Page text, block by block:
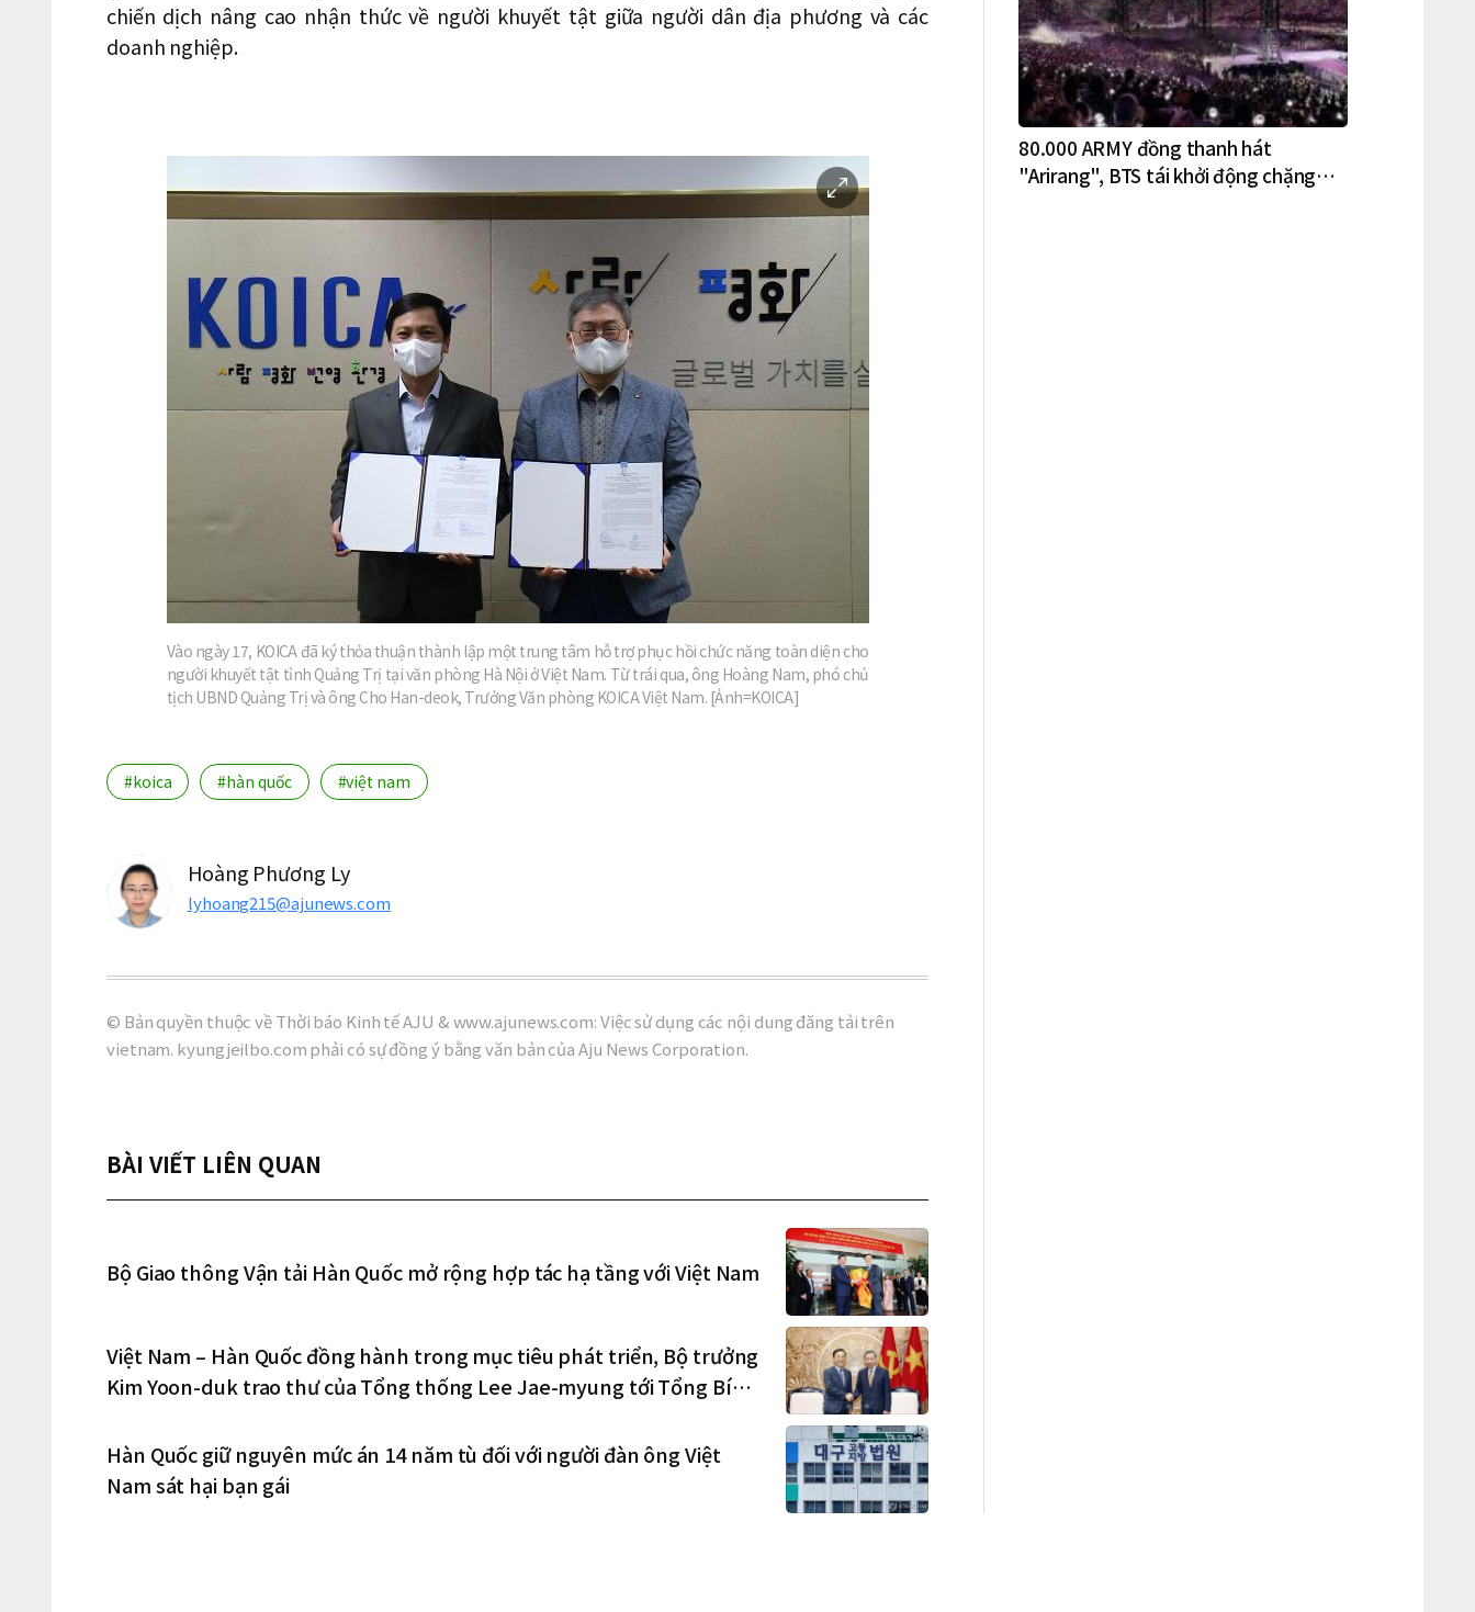
chiến dịch nâng cao nhận thức về người khuyết tật giữa người dân địa phương và các
doanh nghiệp.
이
미
확
대
Vào ngày 17, KOICA đã ký thỏa thuận thành lập một trung tâm hỗ trợ phục hồi chức năng toàn diện cho
người khuyết tật tỉnh Quảng Trị tại văn phòng Hà Nội ở Việt Nam. Từ trái qua, ông Hoàng Nam, phó chủ
tịch UBND Quảng Trị và ông Cho Han-deok, Trưởng Văn phòng KOICA Việt Nam. [Ảnh=KOICA]
#koica #hàn quốc #việt nam
Hoàng Phương Ly
lyhoang215@ajunews.com
© Bản quyền thuộc về Thời báo Kinh tế AJU & www.ajunews.com: Việc sử dụng các nội dung đăng tải trên
vietnam. kyungjeilbo.com phải có sự đồng ý bằng văn bản của Aju News Corporation.
BÀI VIẾT LIÊN QUAN
Bộ Giao thông Vận tải Hàn Quốc mở rộng hợp tác hạ tầng với Việt Nam
Việt Nam – Hàn Quốc đồng hành trong mục tiêu phát triển, Bộ trưởng
Kim Yoon-duk trao thư của Tổng thống Lee Jae-myung tới Tổng Bí
Hàn Quốc giữ nguyên mức án 14 năm tù đối với người đàn ông Việt
Nam sát hại bạn gái
80.000 ARMY đồng thanh hát
"Arirang", BTS tái khởi động chặng